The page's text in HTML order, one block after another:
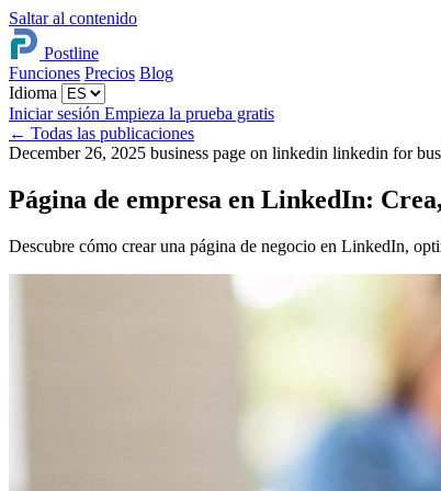
Saltar al contenido
Postline
Funciones Precios Blog
Idioma
Iniciar sesión Empieza la prueba gratis
← Todas las publicaciones
December 26, 2025 business page on linkedin linkedin for
Página de empresa en LinkedIn:
Descubre cómo crear una página de negocio en LinkedIn,